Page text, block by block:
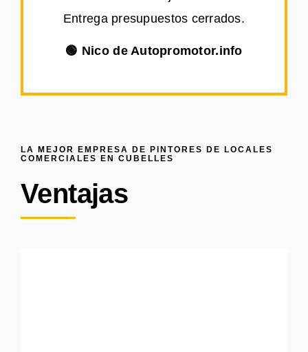
Entrega presupuestos cerrados.
🟢 Nico de Autopromotor.info
LA MEJOR EMPRESA DE PINTORES DE LOCALES
COMERCIALES EN CUBELLES
Ventajas